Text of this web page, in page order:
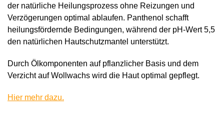
der natürliche Heilungsprozess ohne Reizungen und
Verzögerungen optimal ablaufen. Panthenol schafft
heilungsfördernde Bedingungen, während der pH-Wert 5,5
den natürlichen Hautschutzmantel unterstützt.
Durch Ölkomponenten auf pflanzlicher Basis und dem
Verzicht auf Wollwachs wird die Haut optimal gepflegt.
Hier mehr dazu.